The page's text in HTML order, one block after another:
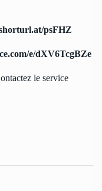
psFHZ
e/dXV6TcgBZe
le service